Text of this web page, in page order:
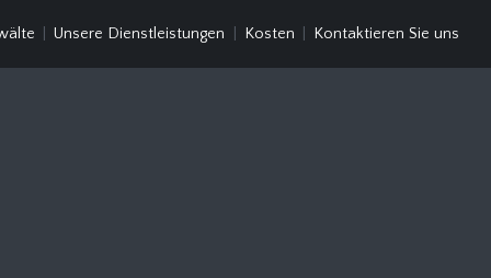
Unsere Dienstleistungen Kosten Kontaktieren Sie uns